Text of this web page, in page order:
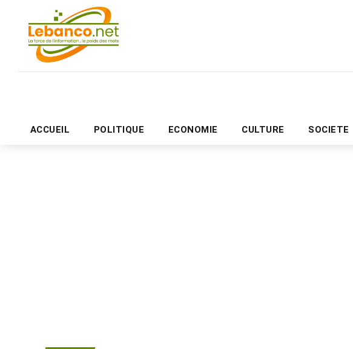
ACCUEIL POLITIQUE ECONOMIE CULTURE SOCIETE